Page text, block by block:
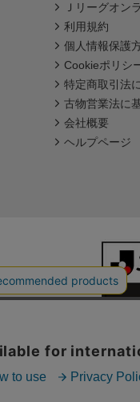
Ｊリーグオン
利用規約
個人情報保護
Cookieポリシ
特定商取引法
古物営業法に
会社概要
ヘルプページ
本サイトで
© JAPAN